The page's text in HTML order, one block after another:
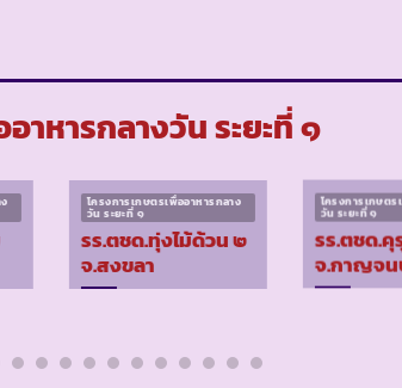
าหารกลางวัน ระยะที่ ๑
โครงการเกษตรเพื่ออาหารกลาง
วัน ระยะที่ ๑
รร.ตชด.ทุ่งไม้ด้วน ๒
จ.สงขลา
โครงการเกษตร
วัน ระยะที่ ๑
รร.ตชด.คุ
จ.กาญจน